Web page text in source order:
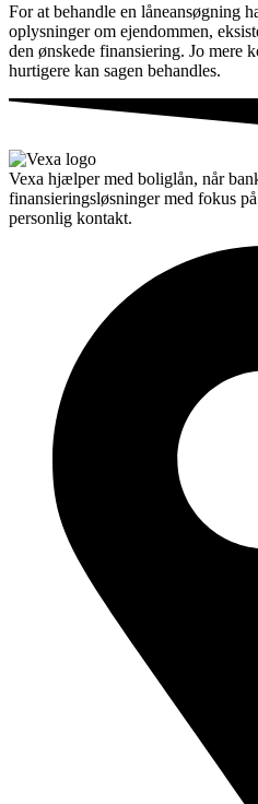
For at behandle en låneansøgning
oplysninger om ejendommen,
den ønskede finansiering. Jo mere
hurtigere kan sagen behandles.
Vexa hjælper med boliglån, når
finansieringsløsninger med fokus
personlig kontakt.